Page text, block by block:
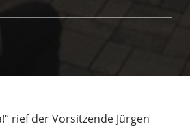
rief der Vorsitzende Jürgen